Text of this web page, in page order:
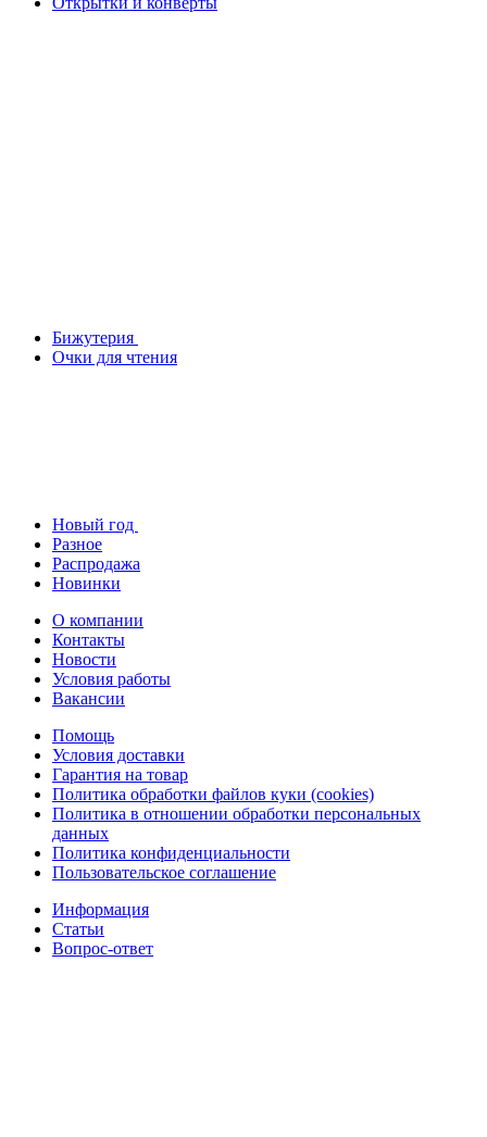
Бижутерия
Очки для чтения
Новый год
Разное
Распродажа
Новинки
О компании
Контакты
Новости
Условия работы
Вакансии
Помощь
Условия доставки
Гарантия на товар
Политика обработки файлов куки (cookies)
Политика в отношении обработки персональных
данных
Политика конфиденциальности
Пользовательское соглашение
Информация
Статьи
Вопрос-ответ